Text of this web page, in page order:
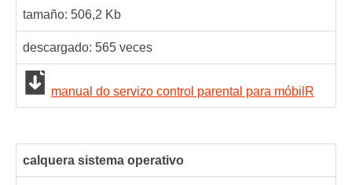
tamaño: 506,2 Kb
descargado: 565 veces
manual do servizo control parental para móbilR
calquera sistema operativo